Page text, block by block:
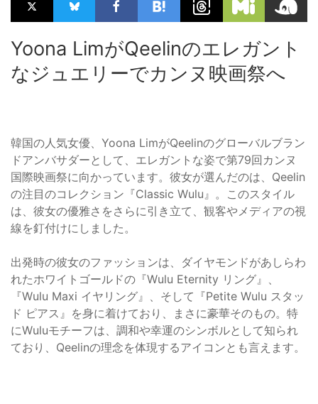
Yoona LimがQeelinのエレガント
なジュエリーでカンヌ映画祭へ
韓国の人気女優、Yoona LimがQeelinのグローバルブラン
ドアンバサダーとして、エレガントな姿で第79回カンヌ
国際映画祭に向かっています。彼女が選んだのは、Qeelin
の注目のコレクション『Classic Wulu』。このスタイル
は、彼女の優雅さをさらに引き立て、観客やメディアの視
線を釘付けにしました。
出発時の彼女のファッションは、ダイヤモンドがあしらわ
れたホワイトゴールドの『Wulu Eternity リング』、
『Wulu Maxi イヤリング』、そして『Petite Wulu スタッ
ド ピアス』を身に着けており、まさに豪華そのもの。特
にWuluモチーフは、調和や幸運のシンボルとして知られ
ており、Qeelinの理念を体現するアイコンとも言えます。